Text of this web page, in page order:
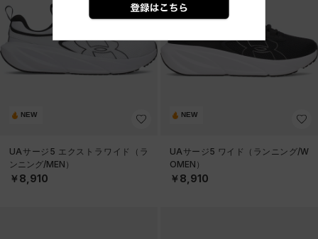
NEW
UAサージ5 エクストラワイド（ラ
ンニング/MEN）
￥8,910
NEW
UAサージ5 ワイド（ランニング/W
OMEN）
￥8,910